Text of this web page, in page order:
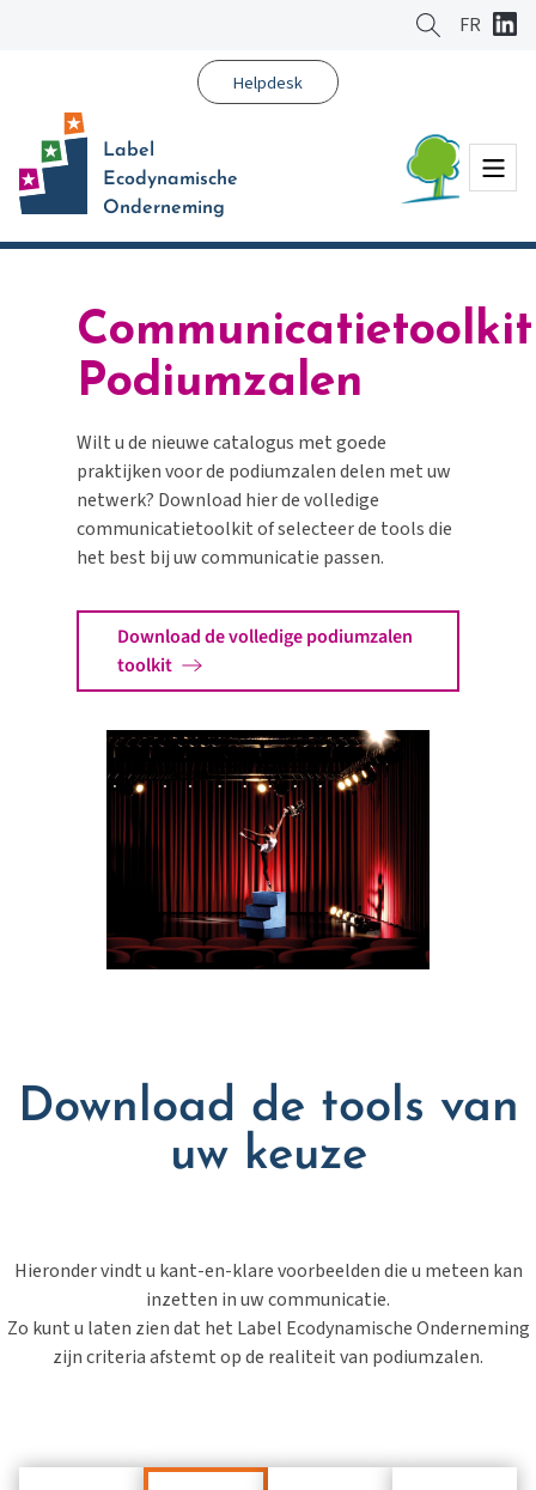
FR
Helpdesk
Label
Ecodynamische
Onderneming
Menu
Communicatietoolkit
Podiumzalen
Wiltu de nieuwecatalogus metgoede
praktijkenvoorde podiumzalendelen metuw
netwerk? Download hier devolledige
communicatietoolkitofselecteerde toolsdie
het best bijuwcommunicatie passen.
Download de volledige podiumzalen
toolkit
Download de tools van
uw keuze
Hierondervindtu kant-en-klarevoorbeeldendie u meteen kan
inzetten inuwcommunicatie.
Zo kuntu laten ziendat het Label EcodynamischeOnderneming
zijncriteriaafstemtop de realiteitvan podiumzalen.